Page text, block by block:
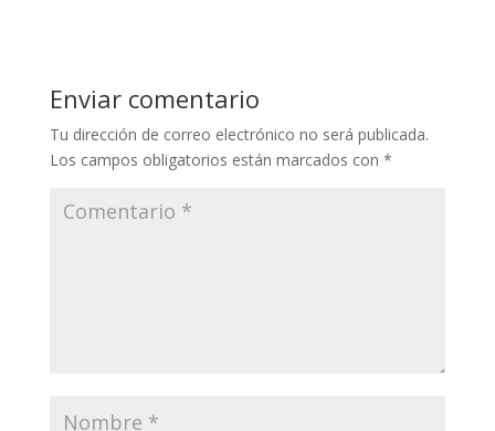
Enviar comentario
Tu dirección de correo electrónico no será publicada.
Los campos obligatorios están marcados con *